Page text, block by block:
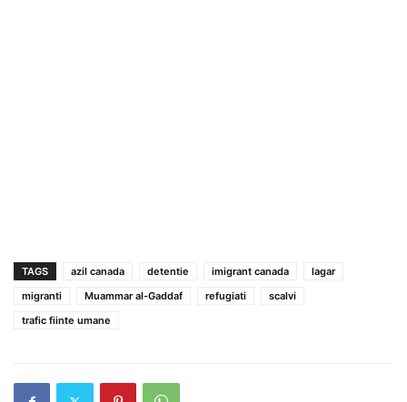
TAGS azil canada detentie imigrant canada
lagar
migranti
Muammar al-Gaddaf refugiati
scalvi
trafic fiinte umane